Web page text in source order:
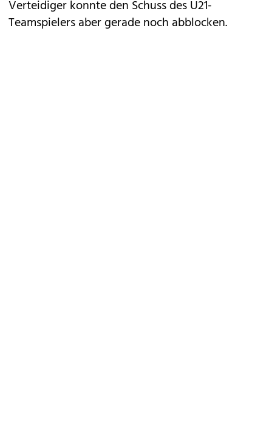
Verteidiger konnte den Schuss des U21-
Teamspielers aber gerade noch abblocken.